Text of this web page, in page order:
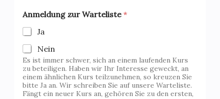
Anmeldung zur Warteliste*
Ja
Nein
Es ist immer schwer, sich an einem laufenden Kurs
zu beteiligen. Haben wir Ihr Interesse geweckt, an
einem ähnlichen Kurs teilzunehmen, so kreuzen Sie
bitte Ja an. Wir schreiben Sie auf unsere Warteliste.
Fängt ein neuer Kurs an, gehören Sie zu den ersten,